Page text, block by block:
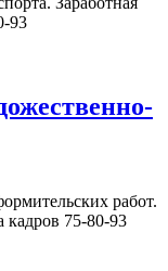
93
работ.
кадров 75-80-93